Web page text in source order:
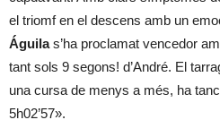
el triomf en el descens amb un
Águilas’ha proclamat vencedor
tant sols 9 segons! d’André. El
una cursa de menys a més, ha
5h02’57».